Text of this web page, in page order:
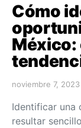
Cómo
México:
noviembre 7, 2023
Identificar una
resultar